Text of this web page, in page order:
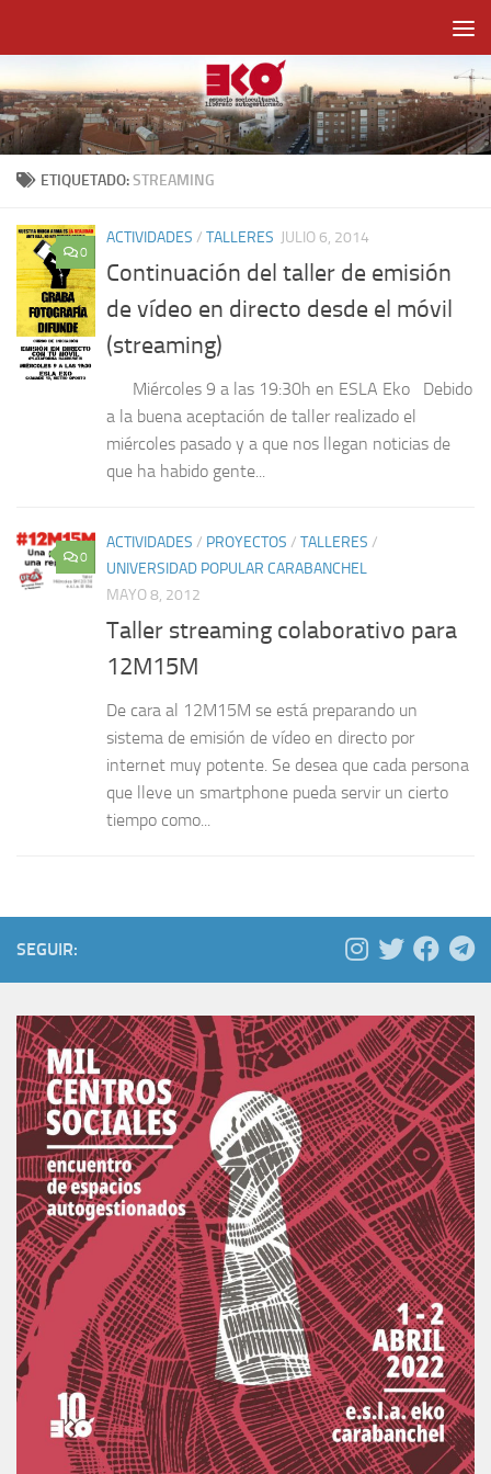
ETIQUETADO:STREAMING
0
ACTIVIDADES / TALLERES JULIO 6, 2014
Continuación del taller de emisión
de vídeo en directo desde el móvil
(streaming)
Miércoles 9 a las 19:30h en ESLA Eko Debido
a la buena aceptación de taller realizado el
miércoles pasado y a que nos llegan noticias de
que ha habido gente...
0
ACTIVIDADES / PROYECTOS / TALLERES /
UNIVERSIDAD POPULAR CARABANCHEL
MAYO 8, 2012
Taller streaming colaborativo para
12M15M
De cara al 12M15M se está preparando un
sistema de emisión de vídeo en directo por
internet muy potente. Se desea que cada persona
que lleve un smartphone pueda servir un cierto
tiempo como...
SEGUIR: